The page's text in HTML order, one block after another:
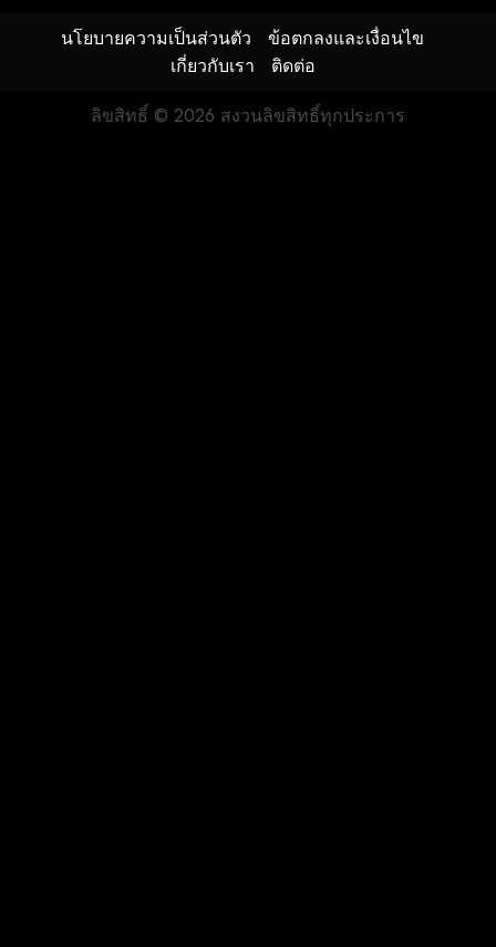
นโยบายความเป็นส่วนตัว
ข้อตกลงและเงื่อนไข
เกี่ยวกับเรา
ติดต่อ
ลิขสิทธิ์ © 2026 สงวนลิขสิทธิ์ทุกประการ